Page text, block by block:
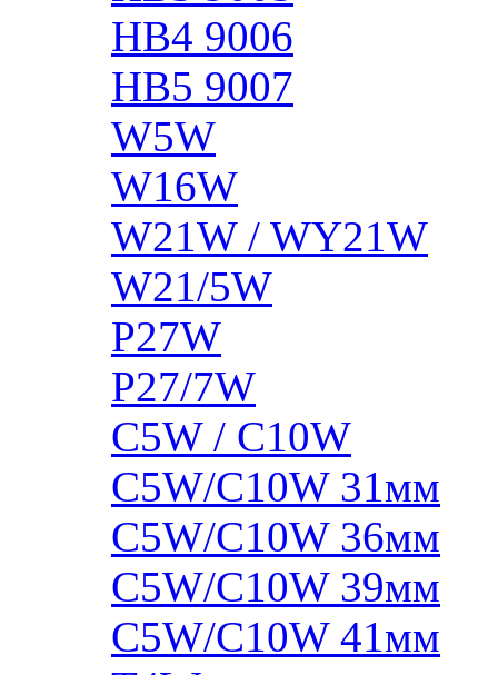
HB4 9006
HB5 9007
W5W
W16W
W21W / WY21W
W21/5W
P27W
P27/7W
C5W / C10W
C5W/C10W 31мм
C5W/C10W 36мм
C5W/C10W 39мм
C5W/C10W 41мм